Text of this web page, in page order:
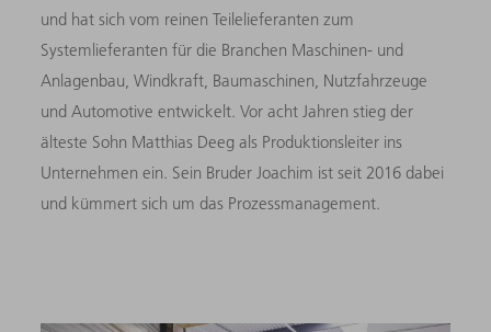
und hat sich vom reinen Teilelieferanten zum
Systemlieferanten für die Branchen Maschinen- und
Anlagenbau, Windkraft, Baumaschinen, Nutzfahrzeuge
und Automotive entwickelt. Vor acht Jahren stieg der
älteste Sohn Matthias Deeg als Produktionsleiter ins
Unternehmen ein. Sein Bruder Joachim ist seit 2016 dabei
und kümmert sich um das Prozessmanagement.